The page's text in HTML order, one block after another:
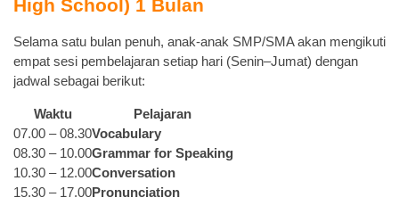
High School) 1 Bulan
Selama satu bulan penuh, anak-anak SMP/SMA akan mengikuti
empat sesi pembelajaran setiap hari (Senin–Jumat) dengan
jadwal sebagai berikut:
Waktu
Pelajaran
07.00 – 08.30Vocabulary
08.30 – 10.00Grammar for Speaking
10.30 – 12.00Conversation
15.30 – 17.00Pronunciation